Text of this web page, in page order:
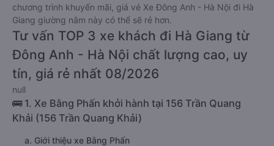
chương trình khuyến mãi, giá vé Xe Đông Anh - Hà Nội đi Hà
Giang giường nằm này có thể sẽ rẻ hơn.
Tư vấn TOP 3 xe khách đi Hà Giang từ
Đông Anh - Hà Nội chất lượng cao, uy
tín, giá rẻ nhất 08/2026
null
🚌 1. Xe Bằng Phấn khởi hành tại 156 Trần Quang
Khải (156 Trần Quang Khải)
a. Giới thiệu xe Bằng Phấn